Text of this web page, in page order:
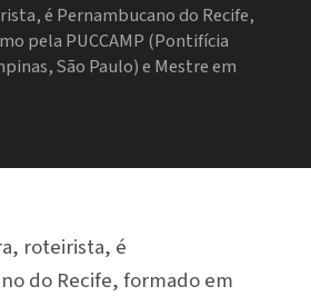
é Pernambucano do Recife,
pela PUCCAMP (Pontifícia
São Paulo) e Mestre em
roteirista, é
do Recife, formado em